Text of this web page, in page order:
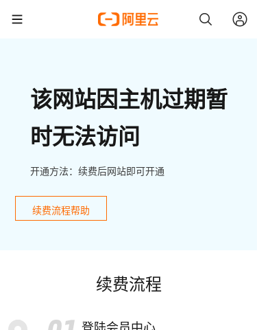
该网站因主机过期暂
时无法访问
开通方法：续费后网站即可开通
续费流程帮助
续费流程